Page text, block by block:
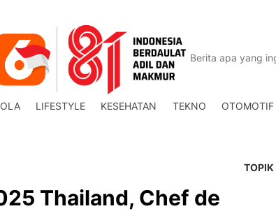
LIFESTYLE KESEHATAN TEKNO OTOMOTIF
Thailand, Chef de
TOPIK